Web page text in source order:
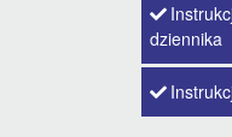
dziennika